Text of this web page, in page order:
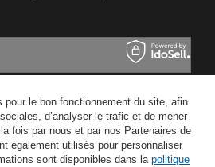
e-mail
aux fins et dans le cadre du service Newsletter dans la rubrique
pour le bon fonctionnement du site, afin
d’analyser le trafic et de mener
fois par nous et par nos Partenaires de
également utilisés pour personnaliser
sont disponibles dans la politique